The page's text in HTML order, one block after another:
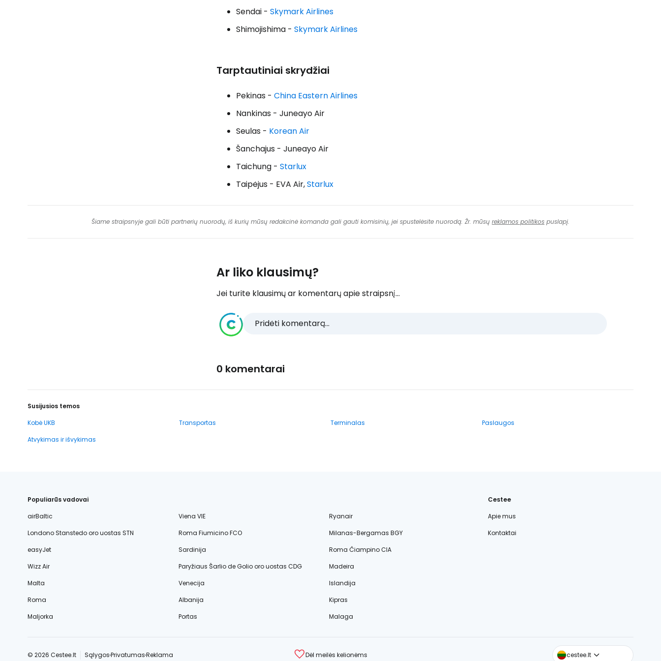
Sendai - Skymark Airlines
Shimojishima - Skymark Airlines
Tarptautiniai skrydžiai
Pekinas - China Eastern Airlines
Nankinas - Juneayo Air
Seulas - Korean Air
Šanchajus - Juneayo Air
Taichung - Starlux
Taipėjus - EVA Air,Starlux
Šiame straipsnyje gali būti partnerių nuorodų, iš kurių mūsų redakcinė komanda gali gauti komisinių, jei spustelėsite nuorodą. Žr. mūsų reklamos politikos puslapį.
Ar liko klausimų?
Jei turite klausimų ar komentarų apie straipsnį...
Pridėti komentarą...
0 komentarai
Susijusios temos
Kobė UKB
Transportas Terminalas
Paslaugos
Atvykimas ir išvykimas
Populiarūs vadovai
airBaltic
Viena VIE
Ryanair
Londono Stanstedo oro uostas STN
Roma Fiumicino FCO
Milanas-Bergamas BGY
easyJet
Sardinija
Roma Čiampino CIA
Wizz Air
Paryžiaus Šarlio de Golio oro uostas CDG
Madeira
Malta
Venecija
Islandija
Roma
Albanija
Kipras
Maljorka
Portas Malaga
Cestee
Apie mus
Kontaktai
© 2026 Cestee.lt SąlygosPrivatumasReklama Dėl meilės kelionėms cestee.lt
cestee.com